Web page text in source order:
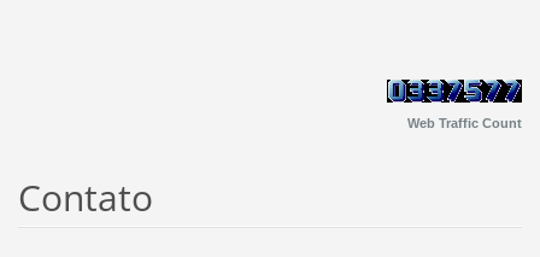
Web Traffic Count
Contato